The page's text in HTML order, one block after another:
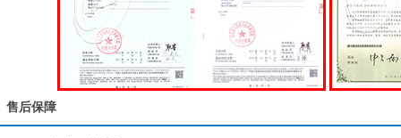
售后保障